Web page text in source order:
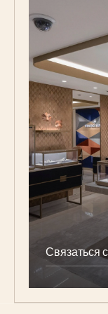
Связаться